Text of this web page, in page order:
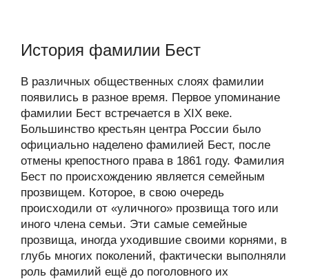
История фамилии Бест
В различных общественных слоях фамилии
появились в разное время. Первое упоминание
фамилии Бест встречается в XIX веке.
Большинство крестьян центра России было
официально наделено фамилией Бест, после
отмены крепостного права в 1861 году. Фамилия
Бест по происхождению является семейным
прозвищем. Которое, в свою очередь
происходили от «уличного» прозвища того или
иного члена семьи. Эти самые семейные
прозвища, иногда уходившие своими корнями, в
глубь многих поколений, фактически выполняли
роль фамилий ещё до поголовного их